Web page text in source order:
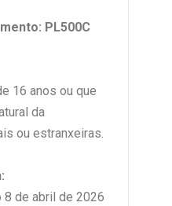
PL500C
16 anos ou que
da
ou estranxeiras.
de abril de 2026